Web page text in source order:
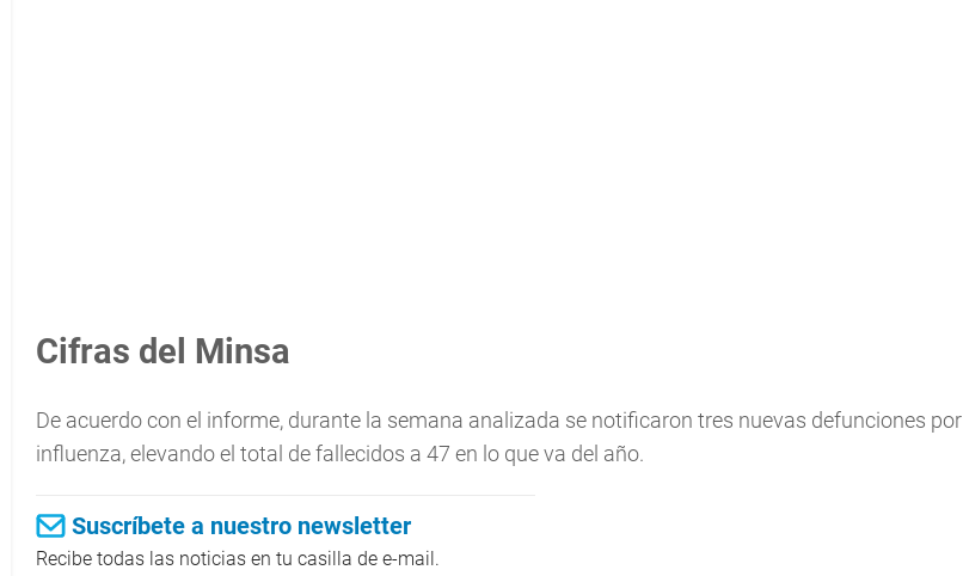
Cifras del Minsa
De acuerdo con el informe, durante la semana analizada se notificaron tres nuevas defunciones por
influenza, elevando el total de fallecidos a 47 en lo que va del año.
Suscríbete a nuestro newsletter
Recibe todas las noticias en tu casilla de e-mail.